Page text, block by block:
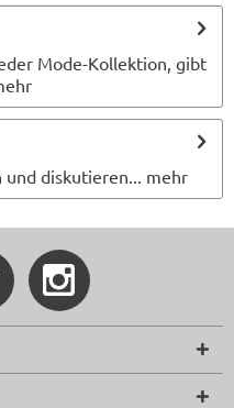
Mode-Kollektion, gibt
diskutieren... mehr